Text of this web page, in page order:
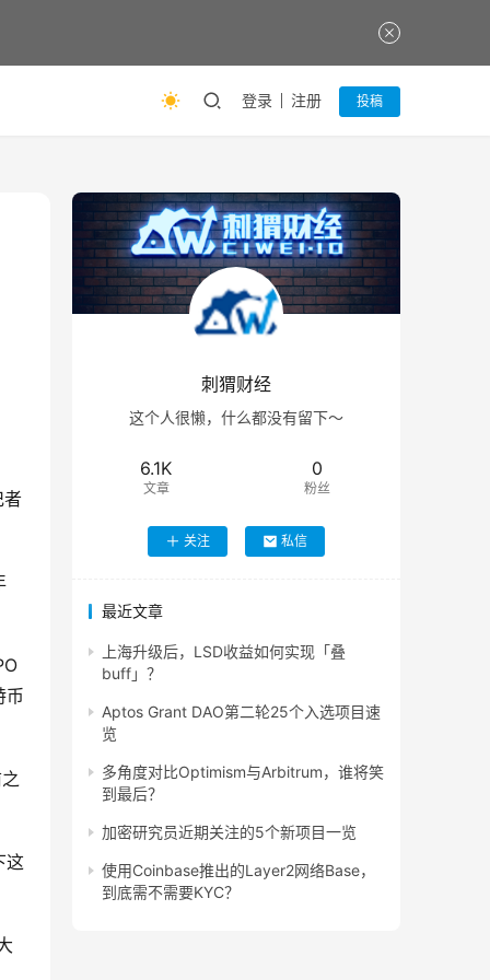
登录 注册 投稿
者
币
这
刺猬财经
这个人很懒，什么都没有留下～
6.1K
文章
0
粉丝
关注 私信
最近文章
上海升级后，LSD收益如何实现「叠
buff」？
Aptos Grant DAO第二轮25个入选项目速
览
多角度对比Optimism与Arbitrum，谁将笑
到最后？
加密研究员近期关注的5个新项目一览
使用Coinbase推出的Layer2网络Base，
到底需不需要KYC？